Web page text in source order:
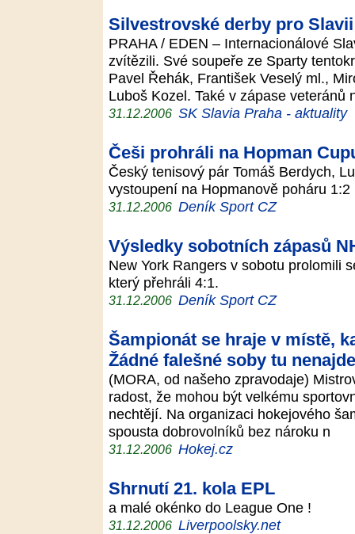
Silvestrovské derby pro Slavii
PRAHA / EDEN – Internacionálové
zvítězili. Své soupeře ze Sparty
Pavel Řehák, František Veselý ml.,
Luboš Kozel. Také v zápase veteránů
31.12.2006 SK Slavia Praha - aktuality
Češi prohráli na Hopman
Český tenisový pár Tomáš Berdych,
vystoupení na Hopmanově poháru
31.12.2006 Deník Sport CZ
Výsledky sobotních zápasů
New York Rangers v sobotu prolomili
který přehráli 4:1.
31.12.2006 Deník Sport CZ
Šampionát se hraje v místě,
Žádné falešné soby tu
(MORA, od našeho zpravodaje)
radost, že mohou být velkému
nechtějí. Na organizaci hokejového
spousta dobrovolníků bez nároku n
31.12.2006 Hokej.cz
Shrnutí 21. kola EPL
a malé okénko do League One !
31.12.2006 Liverpoolsky.net